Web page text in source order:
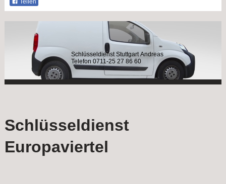
Teilen
Schlüsseldienst Stuttgart Andreas
Telefon 0711-25 27 86 60
Schlüsseldienst
Europaviertel